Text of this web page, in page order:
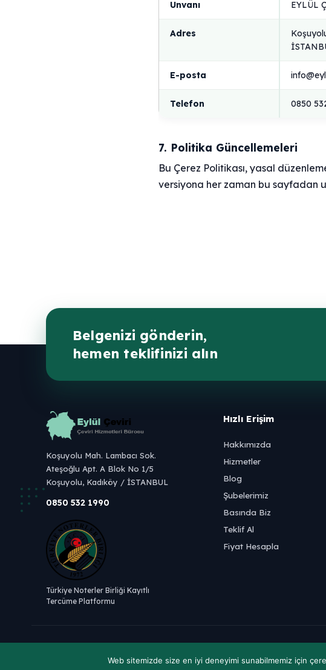
Unvanı EYLÜL
Adres
E-posta
Telefon 0850
7. Politika Güncellemeleri
Bu Çerez Politikası, yasal
versiyona her zaman bu sayfadan
Belgenizi gönderin,
hemen teklifinizi alın
Koşuyolu Mah. Lambacı Sok.
Ateşoğlu Apt. A Blok No 1/5
Koşuyolu, Kadıköy / İSTANBUL
0850 532 1990
Türkiye Noterler Birliği Kayıtlı
Tercüme Platformu
Hızlı Erişim
Hakkımızda
Hizmetler
Blog
Şubelerimiz
Basında Biz
Teklif Al
Fiyat Hesapla
Web sitemizde size en iyi deneyimi sunabilmemiz için